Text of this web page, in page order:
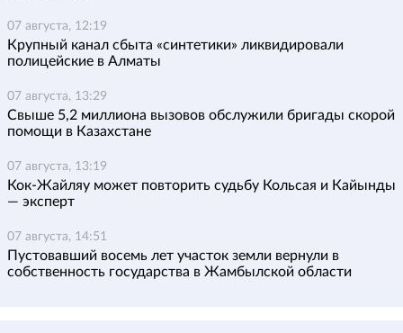
07 августа, 12:19
Крупный канал сбыта «синтетики» ликвидировали
полицейские в Алматы
07 августа, 13:29
Свыше 5,2 миллиона вызовов обслужили бригады скорой
помощи в Казахстане
07 августа, 13:19
Кок-Жайляу может повторить судьбу Кольсая и Кайынды
— эксперт
07 августа, 14:51
Пустовавший восемь лет участок земли вернули в
собственность государства в Жамбылской области